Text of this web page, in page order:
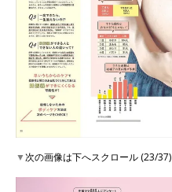
▼次の画像は下へスクロール (23/37)